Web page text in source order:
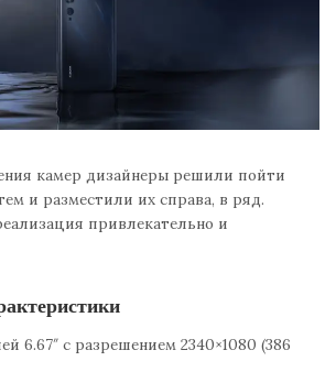
камер дизайнеры решили пойти
и разместили их справа, в ряд.
привлекательно и
6.67″ с разрешением 2340×1080 (386